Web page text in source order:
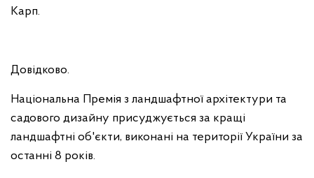
Карп.
Довідково.
Національна Премія з ландшафтної архітектури та
садового дизайну присуджується за кращі
ландшафтні об'єкти, виконані на території України за
останні 8 років.